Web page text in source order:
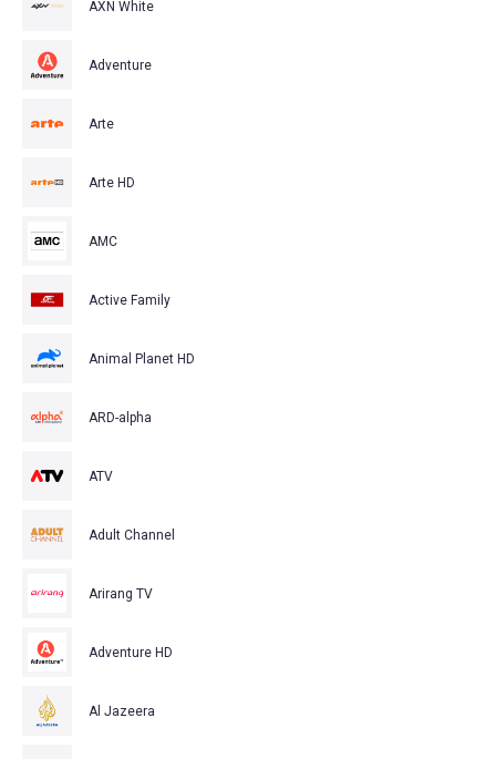
AXN White
Adventure
Arte
Arte HD
AMC
Active Family
Animal Planet HD
ARD-alpha
ATV
Adult Channel
Arirang TV
Adventure HD
Al Jazeera